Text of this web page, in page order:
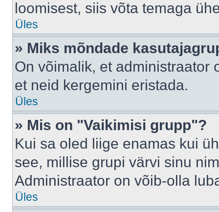
loomisest, siis võta temaga
Üles
» Miks mõndade
On võimalik, et administraator
et neid kergemini eristada.
Üles
» Mis on "Vaikimisi grupp"?
Kui sa oled liige enamas kui
see, millise grupi värvi sinu
Administraator on võib-olla
Üles